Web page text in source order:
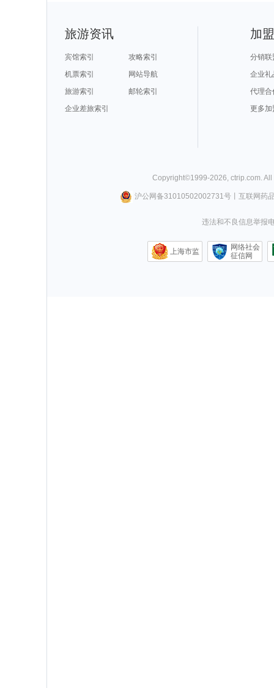
旅游资讯
宾馆索引
攻略索引
机票索引
网站导航
旅游索引
邮轮索引
企业差旅索引
加
分销联
企业礼
代理合
更多加
Copyright©1999-2026 ctrip.com .
沪公网备31010502002731号丨 互联网药
违法和不良信息举报
上海市监
网络社会
征信网